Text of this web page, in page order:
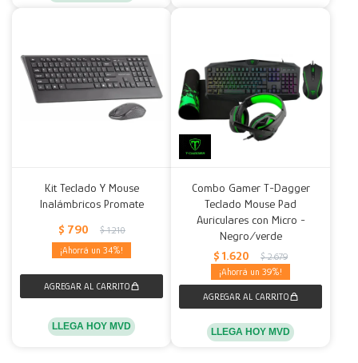
Kit Teclado Y Mouse
Inalámbricos Promate
$ 790 $ 1.210
34
LLEGA HOY MVD
Combo Gamer T-Dagger
Teclado Mouse Pad
Auriculares con Micro -
Negro/verde
$ 1.620 $ 2.679
39
LLEGA HOY MVD